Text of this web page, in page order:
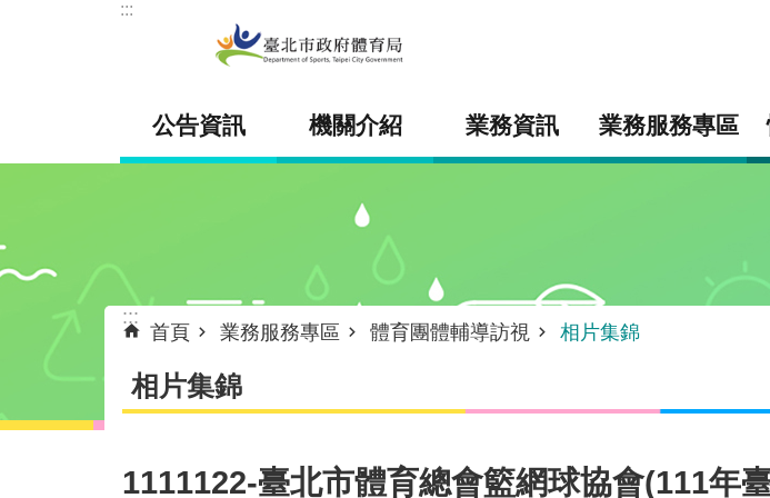
跳到主要內容區塊
:::
公告資訊 機關介紹 業務資訊 業務服務專區
:::
首頁 業務服務專區 體育團體輔導訪視 相片集錦
相片集錦
1111122-臺北市體育總會籃網球協會(111年